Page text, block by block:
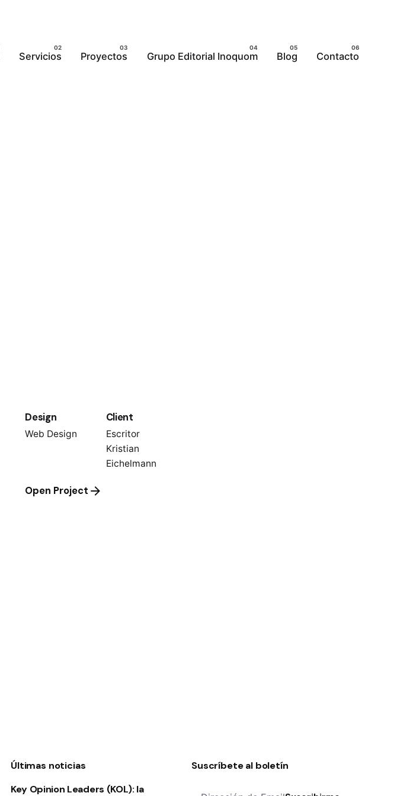
Servicios Proyectos Grupo Editorial Inoquom Blog Contacto
Design
Web Design
Client
Escritor
Kristian
Eichelmann
Open Project
Últimas noticias
Key Opinion Leaders (KOL): la
Suscríbete al boletín